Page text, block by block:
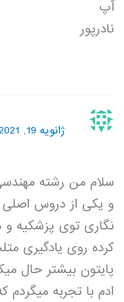
آپ
نادرپور
ژانویه 19, 2021 در 3:55 ق.ظ
سلام من رشته
و یکی از دروس
نگاری توی پزشکیه و
کرده روی یادگیری
پایتون بیشتر حال
ادم با تجربه میگردم